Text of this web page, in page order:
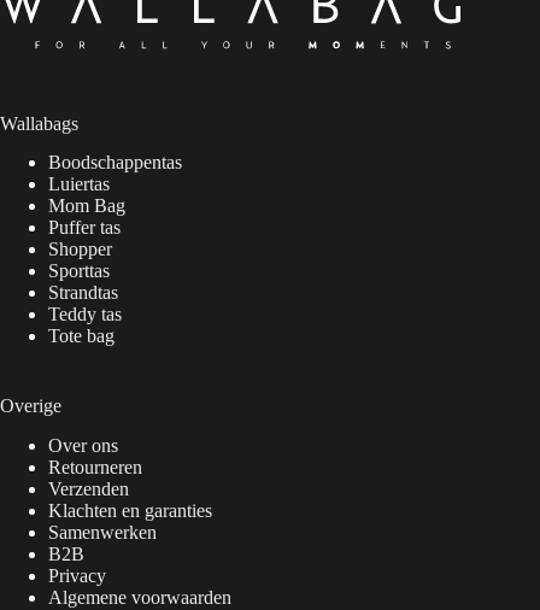
Wallabags
Boodschappentas
Luiertas
Mom Bag
Puffer tas
Shopper
Sporttas
Strandtas
Teddy tas
Tote bag
Overige
Over ons
Retourneren
Verzenden
Klachten en garanties
Samenwerken
B2B
Privacy
Algemene voorwaarden